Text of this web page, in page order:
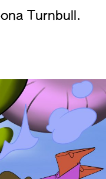
Turnbull.